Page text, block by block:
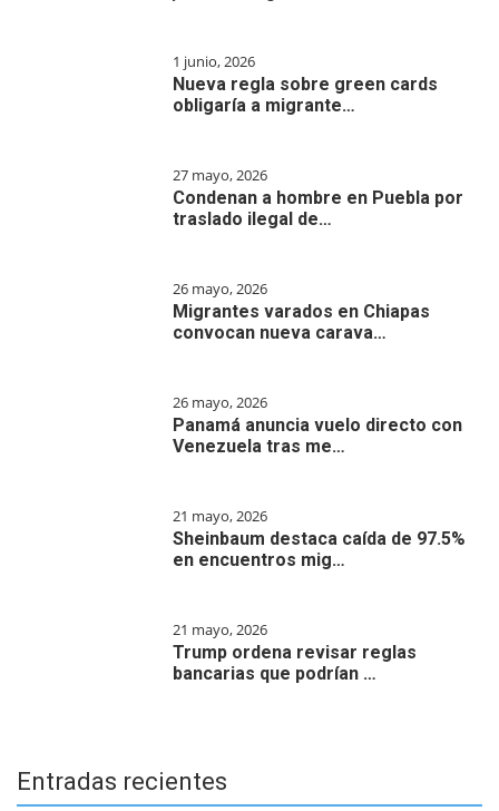
1 junio, 2026
Nueva regla sobre green cards
obligaría a migrante…
27 mayo, 2026
Condenan a hombre en Puebla por
traslado ilegal de…
26 mayo, 2026
Migrantes varados en Chiapas
convocan nueva carava…
26 mayo, 2026
Panamá anuncia vuelo directo con
Venezuela tras me…
21 mayo, 2026
Sheinbaum destaca caída de 97.5%
en encuentros mig…
21 mayo, 2026
Trump ordena revisar reglas
bancarias que podrían …
Entradas recientes